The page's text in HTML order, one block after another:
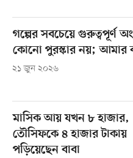
গল্পের সবচেয়ে গুরুত্বপূর্ণ
কোনো পুরস্কার নয়; আমার
২১ জুন ২০২৬
মাসিক আয় যখন ৮ হাজার,
তৌসিফকে ৪ হাজার টাকায়
পড়িয়েছেন বাবা